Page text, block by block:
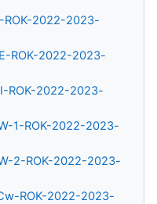
2022-2023-
ROK-2022-2023-
ROK-2022-2023-
1-ROK-2022-2023-
2-ROK-2022-2023-
ROK-2022-2023-